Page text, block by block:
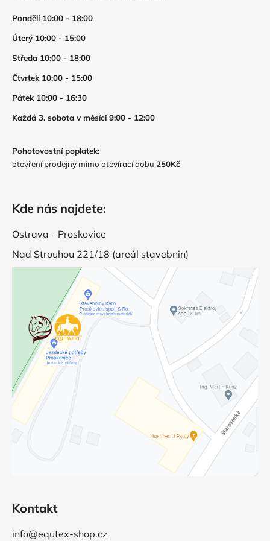
Pondělí 10:00 - 18:00
Úterý 10:00 - 15:00
Středa 10:00 - 18:00
Čtvrtek 10:00 - 15:00
Pátek 10:00 - 16:30
Každá 3. sobota v měsíci 9:00 - 12:00
Pohotovostní poplatek:
otevření prodejny mimo otevírací dobu 250Kč
Kde nás najdete:
Ostrava - Proskovice
Nad Strouhou 221/18 (areál stavebnin)
Kontakt
info@equtex-shop.cz